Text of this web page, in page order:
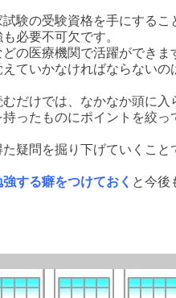
験の受験資格を手にする
必要不可欠です。
の医療機関で活躍ができま
ていかなければならない
だけでは、なかなか頭に入
ったものにポイントを絞
疑問を掘り下げていくこ
強する癖をつけておく と今後